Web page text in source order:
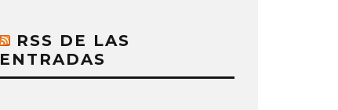
RSS DE LAS
ENTRADAS